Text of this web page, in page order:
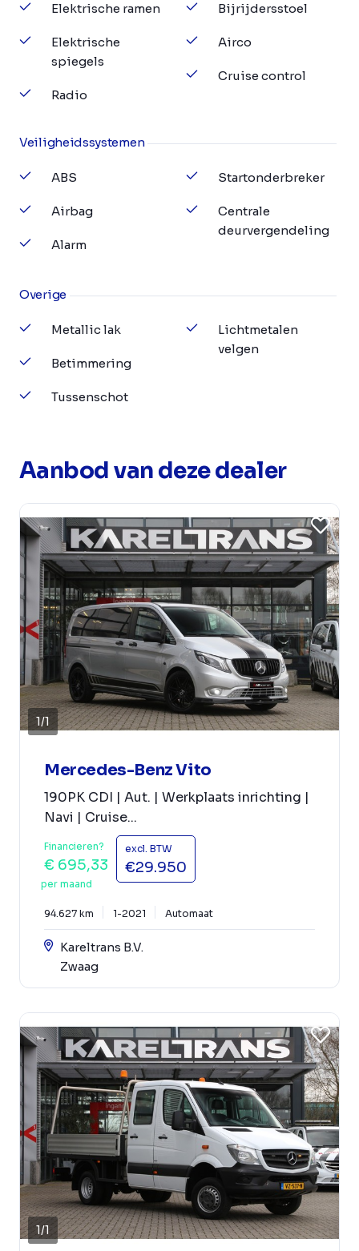
Elektrische ramen
Elektrische
spiegels
Radio
Bijrijdersstoel
Airco
Cruise control
Veiligheidssystemen
ABS
Airbag
Alarm
Startonderbreker
Centrale
deurvergendeling
Overige
Metallic lak
Betimmering
Tussenschot
Lichtmetalen
velgen
Aanbod van deze dealer
1/1
Mercedes-Benz Vito
190PK CDI | Aut. | Werkplaats inrichting |
Navi | Cruise...
Financieren?
€ 695,33
per maand
excl. BTW
€29.950
94.627 km 1-2021 Automaat
Kareltrans B.V.
Zwaag
1/1